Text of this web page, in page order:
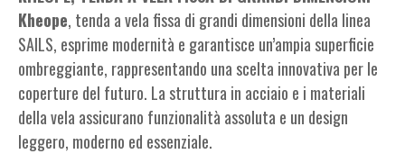
Kheope, tenda a vela fissa di grandi dimensioni della linea
SAILS, esprime modernità e garantisce un’ampia superficie
ombreggiante, rappresentando una scelta innovativa per le
coperture del futuro. La struttura in acciaio e i materiali
della vela assicurano funzionalità assoluta e un design
leggero, moderno ed essenziale.